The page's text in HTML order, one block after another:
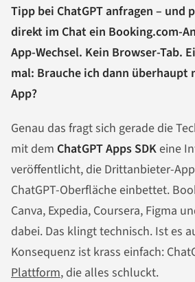
Tipp bei ChatGPT anfragen – und
direkt im Chat ein Booking.com-
App-Wechsel. Kein Browser-Tab.
mal: Brauche ich dann überhaupt
App?
Genau das fragt sich gerade die
mit dem ChatGPT Apps SDKeine
veröffentlicht, die Drittanbieter-
ChatGPT-Oberfläche einbettet.
Canva, Expedia, Coursera, Figma
dabei. Das klingt technisch. Ist es
Konsequenz ist krass einfach:
Plattform, die alles schluckt.